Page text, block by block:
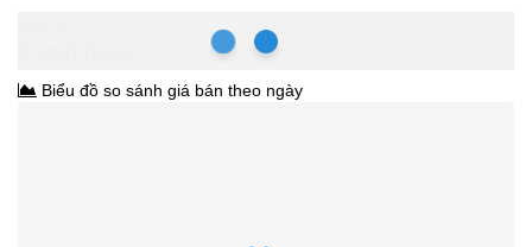
Biểu đồ so sánh giá bán theo ngày